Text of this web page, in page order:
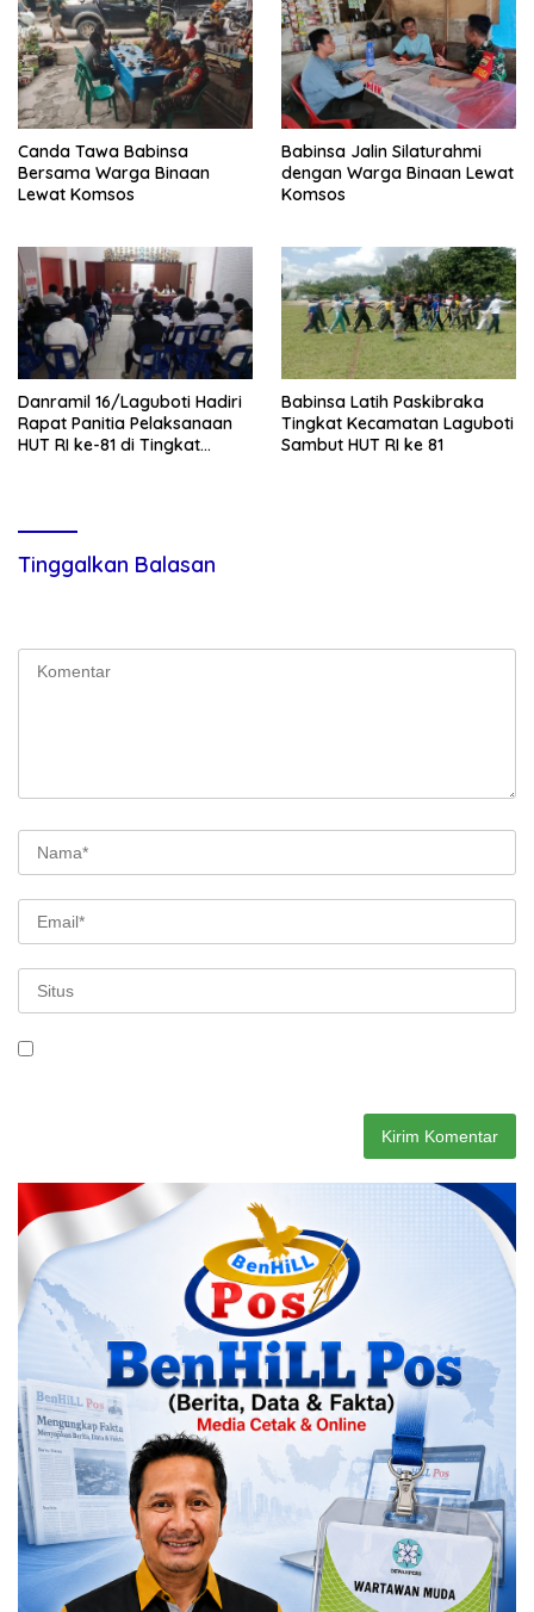
Canda Tawa Babinsa
Bersama Warga Binaan
Lewat Komsos
Babinsa Jalin Silaturahmi
dengan Warga Binaan Lewat
Komsos
Danramil 16/Laguboti Hadiri
Rapat Panitia Pelaksanaan
HUT RI ke-81 di Tingkat
Babinsa Latih Paskibraka
Tingkat Kecamatan Laguboti
Sambut HUT RI ke 81
Tinggalkan Balasan